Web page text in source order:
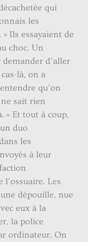
qui
les
Ils essayaient de
choc. Un
demander d’aller
là, on a
qu’on
sait rien
» Et tout à coup,
duo
les
à leur
Les
dépouille, nue
eux à la
la police
ordinateur. On